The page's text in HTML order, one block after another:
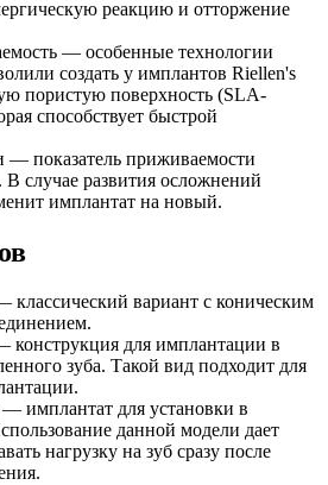
реакцию и отторжение
— особенные технологии
создать у имплантов Riellen's
пористую поверхность (SLA-
способствует быстрой
— показатель приживаемости
В случае развития осложнений
имплантат на новый.
классический вариант с коническим
конструкция для имплантации в
зуба. Такой вид подходит для
имплантат для установки в
данной модели дает
нагрузку на зуб сразу после